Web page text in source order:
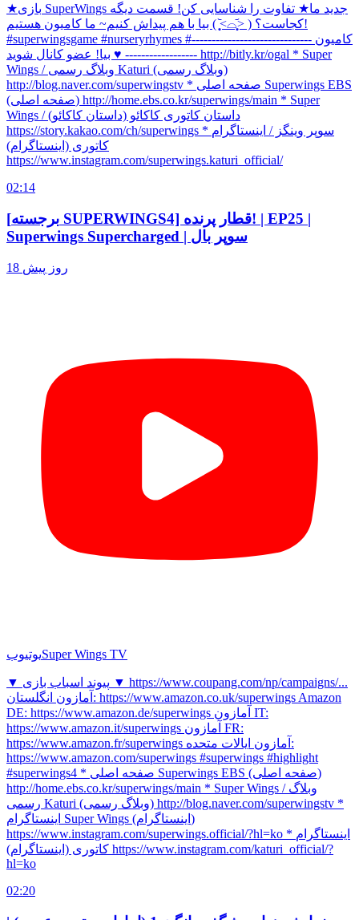
★بازی SuperWings جدید ما★ تفاوت را شناسایی کن! قسمت دیگه
کجاست؟ ( ˃̣̣̥᷄⌓˂̣̣̥᷅ ) بیا با هم پیداش کنیم~ ما کامیون هستیم!
#superwingsgame #nurseryrhymes #کامیون ------------------------------
------------------ ♥ بیا! عضو کانال شوید http://bitly.kr/ogal * Super
Wings / وبلاگ رسمی Katuri (وبلاگ رسمی)
http://blog.naver.com/superwingstv * صفحه اصلی Superwings EBS
(صفحه اصلی) http://home.ebs.co.kr/superwings/main * Super
Wings / داستان کاتوری کاکائو (داستان کاکائو)
https://story.kakao.com/ch/superwings * سوپر وینگز / اینستاگرام
کاتوری (اینستاگرام)
https://www.instagram.com/superwings.katuri_official/
02:14
[برجسته SUPERWINGS4] قطار پرنده! | EP25 |
Superwings Supercharged | سوپر بال
18 روز پیش
یوتیوبSuper Wings TV
▼ پیوند اسباب بازی ▼ https://www.coupang.com/np/campaigns/...
آمازون انگلستان: https://www.amazon.co.uk/superwings Amazon
DE: https://www.amazon.de/superwings آمازون IT:
https://www.amazon.it/superwings آمازون FR:
https://www.amazon.fr/superwings آمازون ایالات متحده:
https://www.amazon.com/superwings #superwings #highlight
#superwings4 * صفحه اصلی Superwings EBS (صفحه اصلی)
http://home.ebs.co.kr/superwings/main * Super Wings / وبلاگ
رسمی Katuri (وبلاگ رسمی) http://blog.naver.com/superwingstv *
اینستاگرام Super Wings (اینستاگرام)
https://www.instagram.com/superwings.official/?hl=ko * اینستاگرام
کاتوری (اینستاگرام) https://www.instagram.com/katuri_official/?
hl=ko
02:20